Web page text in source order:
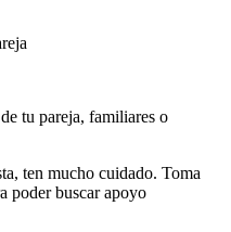
tu pareja, familiares o
ten mucho cuidado. Toma
poder buscar apoyo